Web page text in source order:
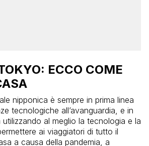
ECCO COME
nipponica è sempre in prima linea
tecnologiche all’avanguardia, e in
al meglio la tecnologia e la
ai viaggiatori di tutto il
a causa della pandemia, a